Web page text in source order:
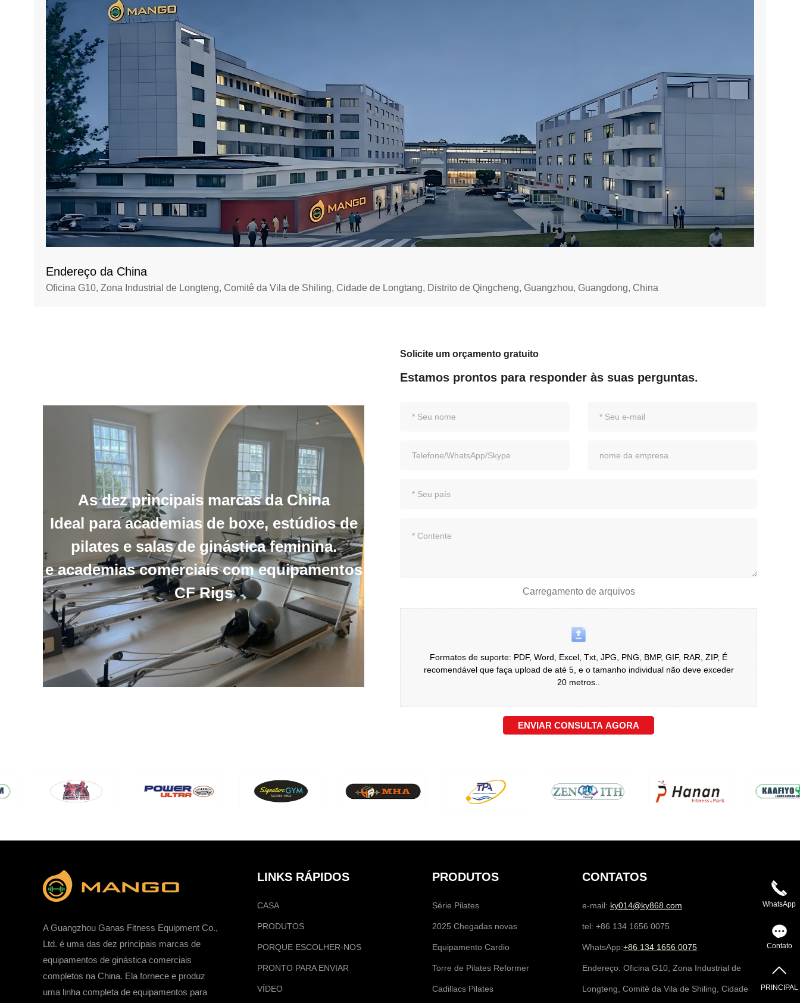
Endereço da China
Oficina G10, Zona Industrial de Longteng, Comitê da Vila de Shiling, Cidade de Longtang, Distrito de Qingcheng, Guangzhou, Guangdong, China
As dez principais marcas da China
Ideal para academias de boxe, estúdios de
pilates e salas de ginástica feminina.
e academias comerciais com equipamentos
CF Rigs
Solicite um orçamento gratuito
Estamos prontos para responder às suas perguntas.
Carregamento de arquivos
Formatos de suporte: PDF, Word, Excel, Txt, JPG, PNG, BMP, GIF, RAR, ZIP, É
recomendável que faça upload de até 5, e o tamanho individual não deve exceder
20 metros..
ENVIAR CONSULTA AGORA
A Guangzhou Ganas Fitness Equipment Co.,
Ltd. é uma das dez principais marcas de
equipamentos de ginástica comerciais
completos na China. Ela fornece e produz
uma linha completa de equipamentos para
LINKS RÁPIDOS
CASA
PRODUTOS
PORQUE ESCOLHER-NOS
PRONTO PARA ENVIAR
VÍDEO
PRODUTOS
Série Pilates
2025 Chegadas novas
Equipamento Cardio
Torre de Pilates Reformer
Cadillacs Pilates
CONTATOS
e-mail: ky014@ky868.com
tel: +86 134 1656 0075
WhatsApp:+86 134 1656 0075
Endereço: Oficina G10, Zona Industrial de
Longteng, Comitê da Vila de Shiling, Cidade
WhatsApp
Contato
PRINCIPAL